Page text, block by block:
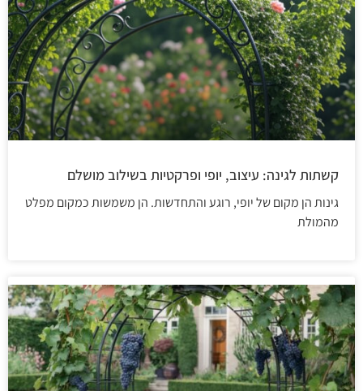
קשתות לגינה: עיצוב, יופי ופרקטיות בשילוב מושלם
גינות הן מקום של יופי, רוגע והתחדשות. הן משמשות כמקום מפלט
מהמולת